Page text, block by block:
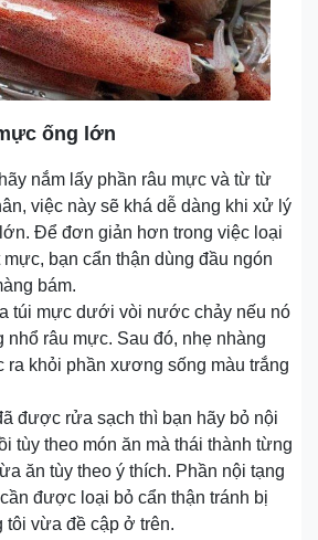
ống lớn
nắm lấy phần râu mực và từ từ
việc này sẽ khá dễ dàng khi xử lý
Để đơn giản hơn trong việc loại
mực, bạn cẩn thận dùng đầu ngón
bám.
túi mực dưới vòi nước chảy nếu nó
nhổ râu mực. Sau đó, nhẹ nhàng
ra khỏi phần xương sống màu trắng
được rửa sạch thì bạn hãy bỏ nội
tùy theo món ăn mà thái thành từng
ăn tùy theo ý thích. Phần nội tạng
được loại bỏ cẩn thận tránh bị
tôi vừa đề cập ở trên.